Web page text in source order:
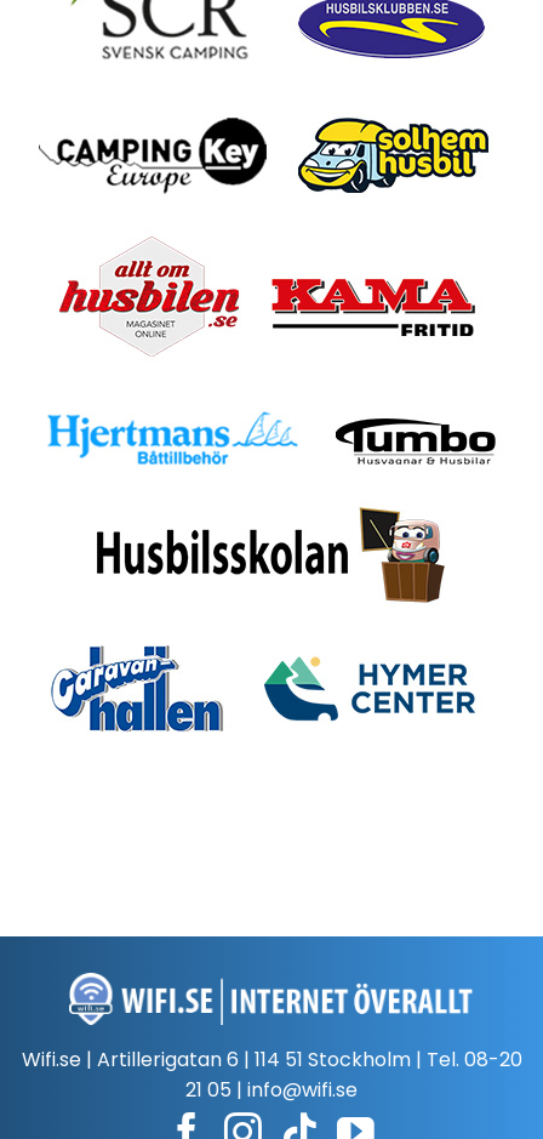
Wifi.se | Artillerigatan 6 | 114 51 Stockholm | Tel. 08-20
21 05 | info@wifi.se